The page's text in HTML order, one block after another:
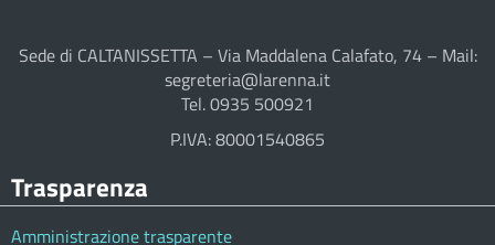
Sede di CALTANISSETTA – Via Maddalena Calafato, 74 – Mail:
segreteria@larenna.it
Tel. 0935 500921
P.IVA: 80001540865
Trasparenza
Amministrazione trasparente